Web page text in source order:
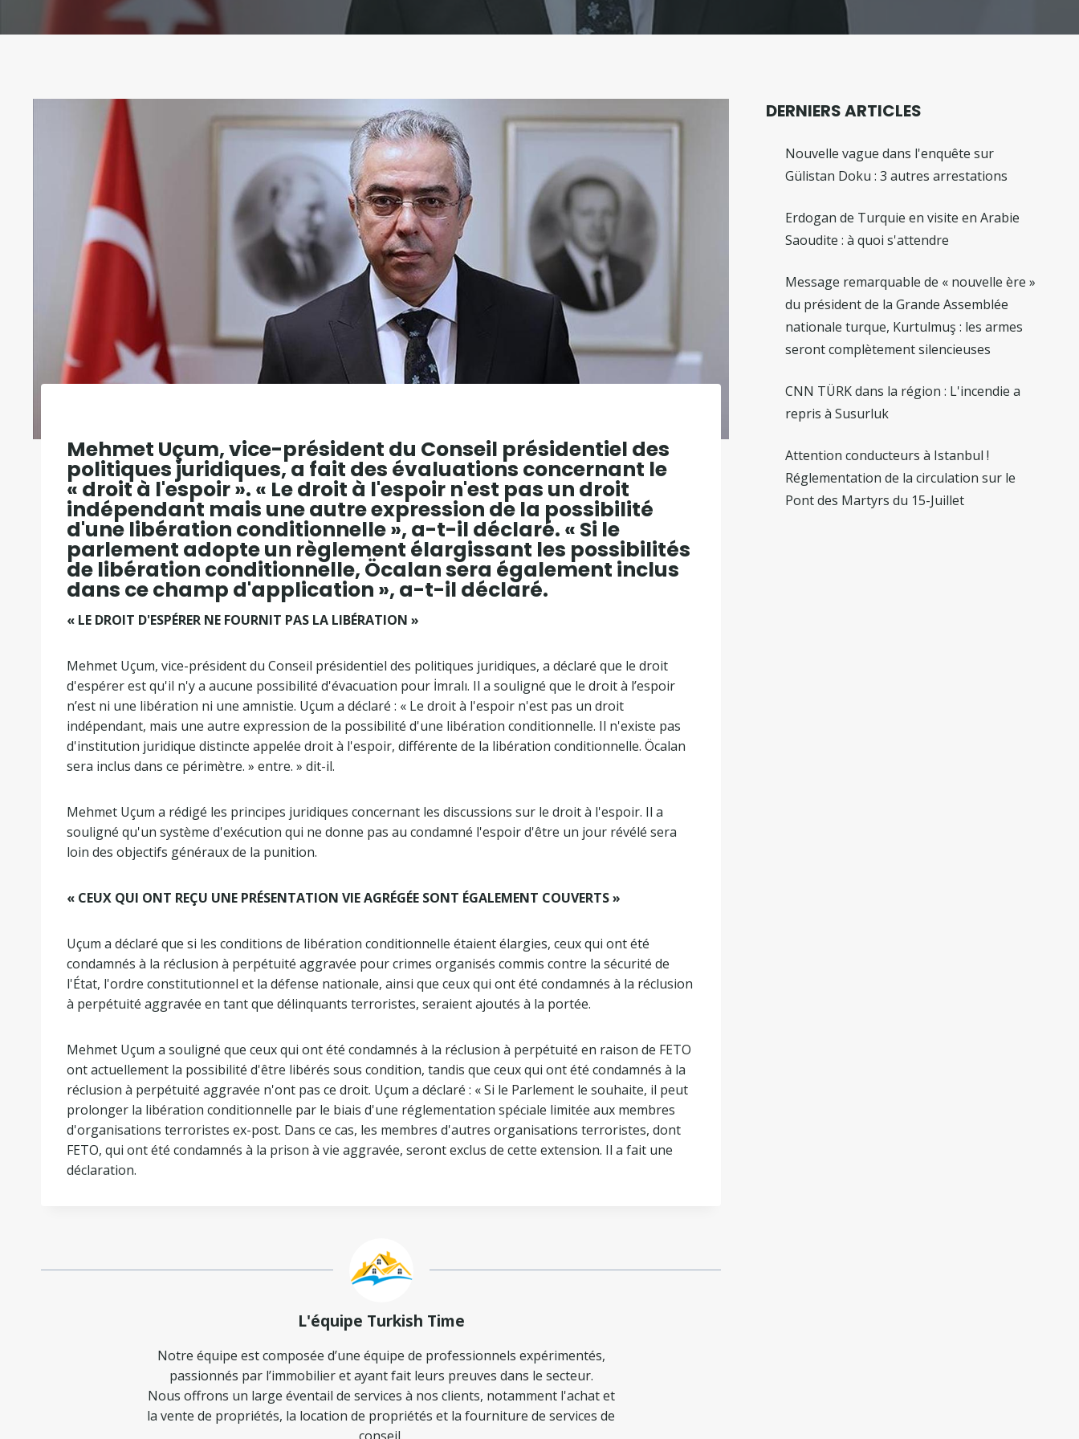
Mehmet Uçum, vice-président du Conseil présidentiel des
politiques juridiques, a fait des évaluations concernant le
« droit à l'espoir ». « Le droit à l'espoir n'est pas un droit
indépendant mais une autre expression de la possibilité
d'une libération conditionnelle », a-t-il déclaré. « Si le
parlement adopte un règlement élargissant les possibilités
de libération conditionnelle, Öcalan sera également inclus
dans ce champ d'application », a-t-il déclaré.
« LE DROIT D'ESPÉRER NE FOURNIT PAS LA LIBÉRATION »
Mehmet Uçum, vice-président du Conseil présidentiel des politiques juridiques, a déclaré que le droit
d'espérer est qu'il n'y a aucune possibilité d'évacuation pour İmralı. Il a souligné que le droit à l’espoir
n’est ni une libération ni une amnistie. Uçum a déclaré : « Le droit à l'espoir n'est pas un droit
indépendant, mais une autre expression de la possibilité d'une libération conditionnelle. Il n'existe pas
d'institution juridique distincte appelée droit à l'espoir, différente de la libération conditionnelle. Öcalan
sera inclus dans ce périmètre. » entre. » dit-il.
Mehmet Uçum a rédigé les principes juridiques concernant les discussions sur le droit à l'espoir. Il a
souligné qu'un système d'exécution qui ne donne pas au condamné l'espoir d'être un jour révélé sera
loin des objectifs généraux de la punition.
« CEUX QUI ONT REÇU UNE PRÉSENTATION VIE AGRÉGÉE SONT ÉGALEMENT COUVERTS »
Uçum a déclaré que si les conditions de libération conditionnelle étaient élargies, ceux qui ont été
condamnés à la réclusion à perpétuité aggravée pour crimes organisés commis contre la sécurité de
l'État, l'ordre constitutionnel et la défense nationale, ainsi que ceux qui ont été condamnés à la réclusion
à perpétuité aggravée en tant que délinquants terroristes, seraient ajoutés à la portée.
Mehmet Uçum a souligné que ceux qui ont été condamnés à la réclusion à perpétuité en raison de FETO
ont actuellement la possibilité d'être libérés sous condition, tandis que ceux qui ont été condamnés à la
réclusion à perpétuité aggravée n'ont pas ce droit. Uçum a déclaré : « Si le Parlement le souhaite, il peut
prolonger la libération conditionnelle par le biais d'une réglementation spéciale limitée aux membres
d'organisations terroristes ex-post. Dans ce cas, les membres d'autres organisations terroristes, dont
FETO, qui ont été condamnés à la prison à vie aggravée, seront exclus de cette extension. Il a fait une
déclaration.
L'équipe Turkish Time
Notre équipe est composée d’une équipe de professionnels expérimentés,
passionnés par l’immobilier et ayant fait leurs preuves dans le secteur.
Nous offrons un large éventail de services à nos clients, notamment l'achat et
la vente de propriétés, la location de propriétés et la fourniture de services de
DERNIERS ARTICLES
Nouvelle vague dans l'enquête sur
Gülistan Doku : 3 autres arrestations
Erdogan de Turquie en visite en Arabie
Saoudite : à quoi s'attendre
Message remarquable de « nouvelle ère »
du président de la Grande Assemblée
nationale turque, Kurtulmuş : les armes
seront complètement silencieuses
CNN TÜRK dans la région : L'incendie a
repris à Susurluk
Attention conducteurs à Istanbul !
Réglementation de la circulation sur le
Pont des Martyrs du 15-Juillet